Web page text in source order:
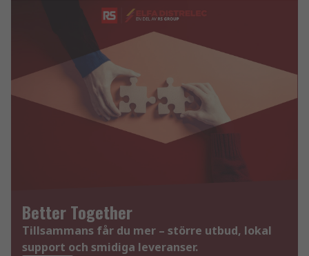
Better Together
Tillsammans får du mer – större utbud, lokal
support och smidiga leveranser.